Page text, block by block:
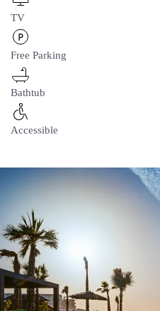
TV
Free Parking
Bathtub
Accessible